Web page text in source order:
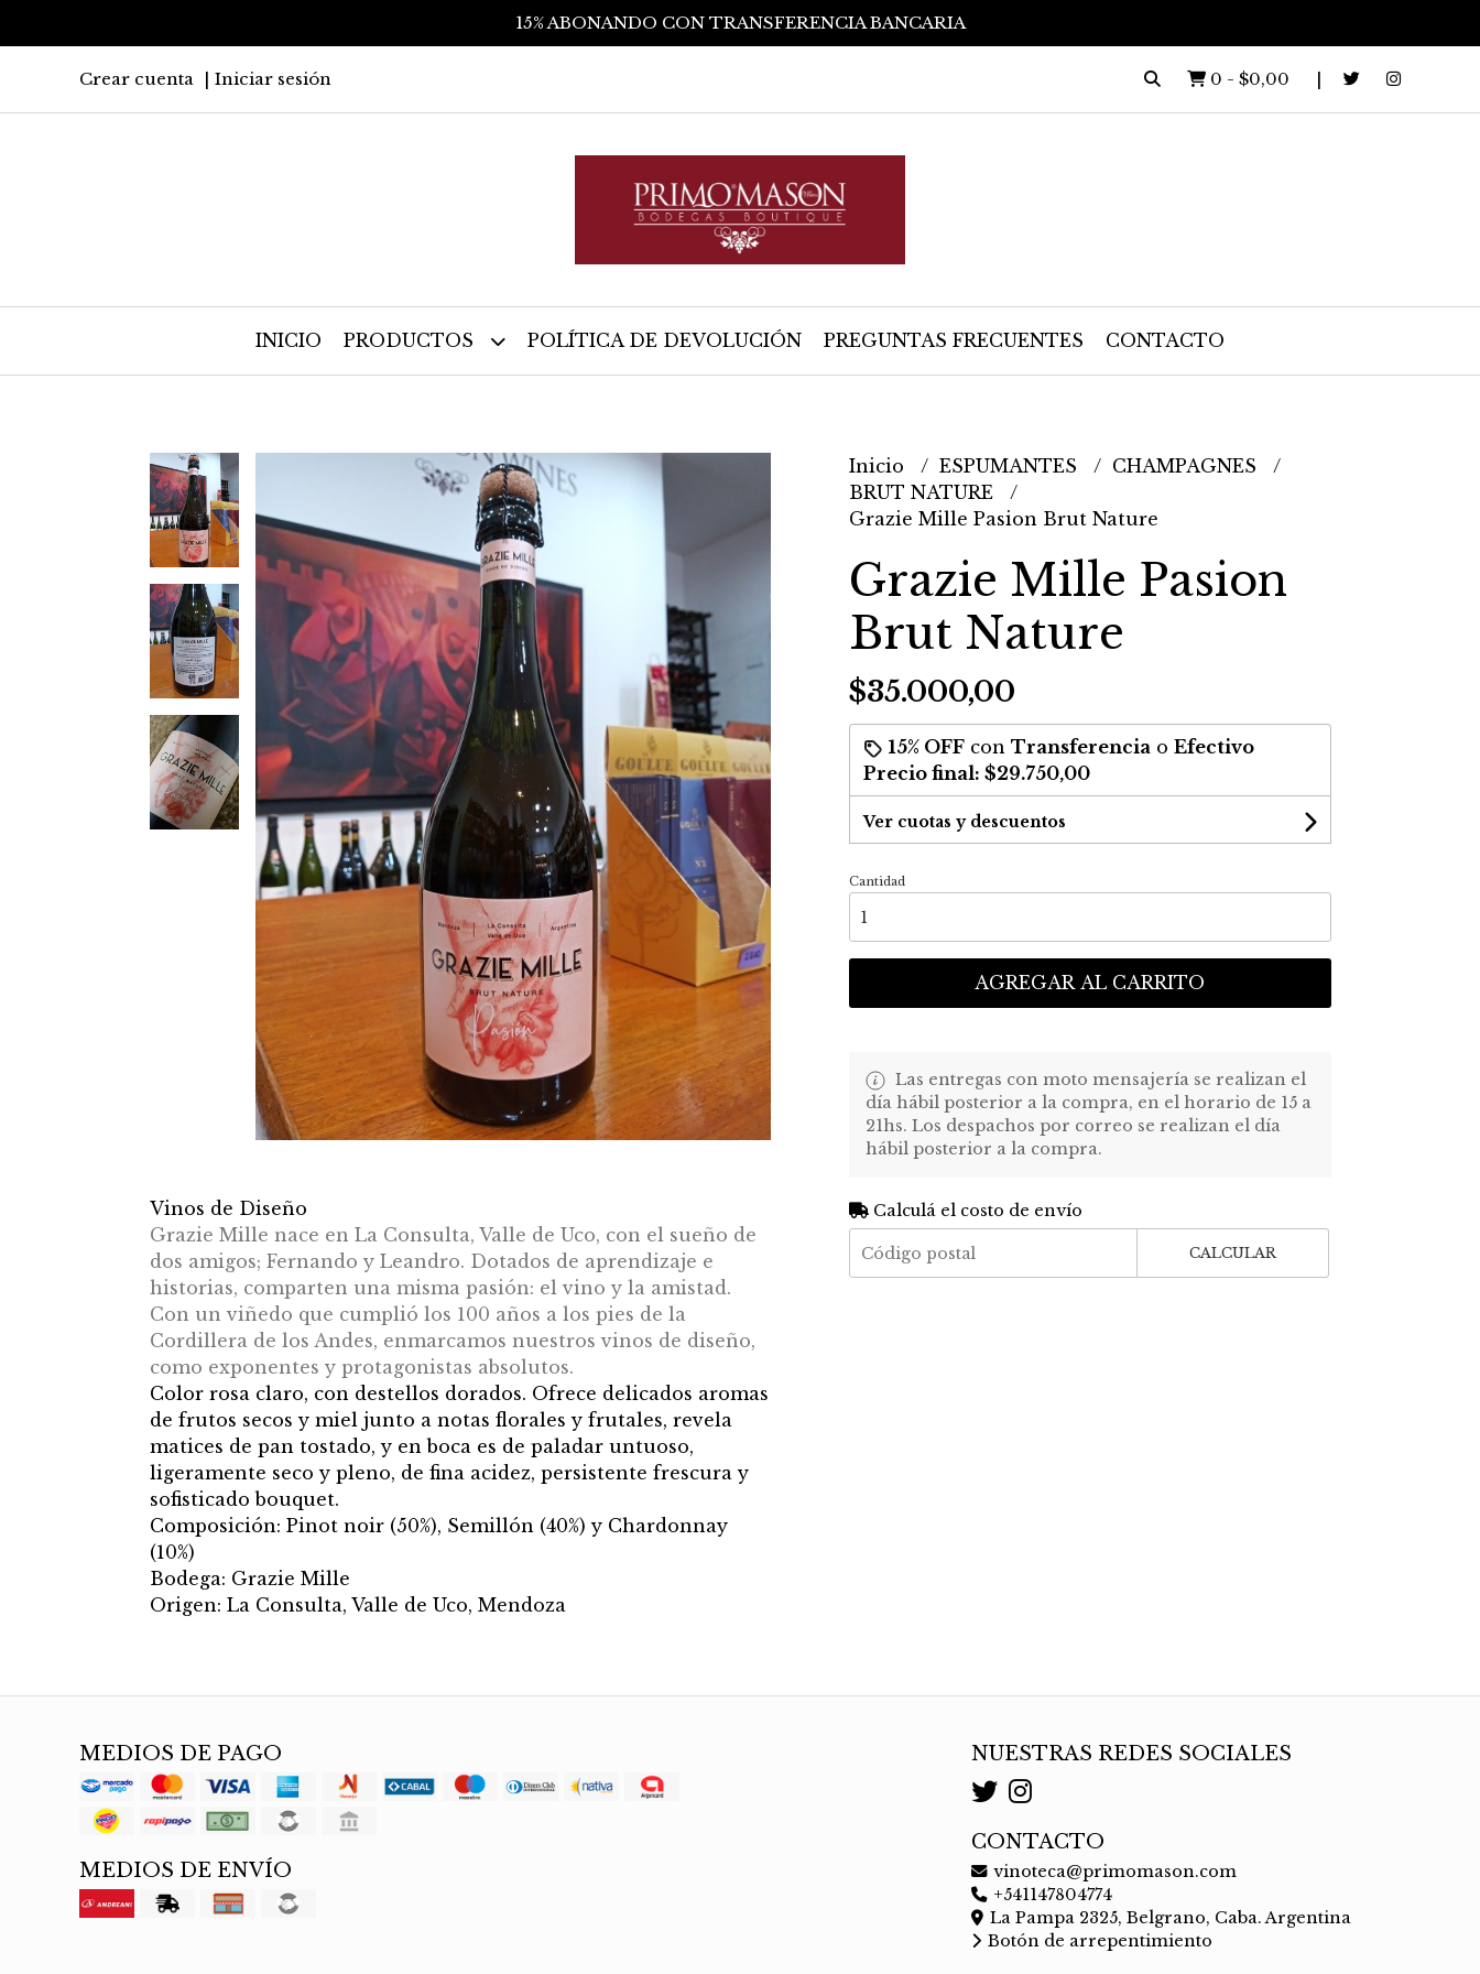
15% ABONANDO CON TRANSFERENCIA BANCARIA
Crear cuenta Iniciar sesión 0 - $0,00
INICIO PRODUCTOS POLÍTICA DE DEVOLUCIÓN PREGUNTAS FRECUENTES CONTACTO
Vinos de Diseño
Grazie Mille nace en La Consulta, Valle de Uco, con el sueño de
dos amigos; Fernando y Leandro. Dotados de aprendizaje e
historias, comparten una misma pasión: el vino y la amistad.
Con un viñedo que cumplió los 100 años a los pies de la
Cordillera de los Andes, enmarcamos nuestros vinos de diseño,
como exponentes y protagonistas absolutos.
Color rosa claro, con destellos dorados. Ofrece delicados aromas
de frutos secos y miel junto a notas florales y frutales, revela
matices de pan tostado, y en boca es de paladar untuoso,
ligeramente seco y pleno, de fina acidez, persistente frescura y
sofisticado bouquet.
Composición: Pinot noir (50%), Semillón (40%) y Chardonnay
(10%)
Bodega: Grazie Mille
Origen: La Consulta, Valle de Uco, Mendoza
Inicio ESPUMANTES
CHAMPAGNES
BRUT NATURE
Grazie Mille Pasion Brut Nature
Grazie Mille Pasion
Brut Nature
$35.000,00
15% OFFcon Transferenciao Efectivo
Precio final: $29.750,00
Ver cuotas y descuentos
Cantidad
AGREGAR AL CARRITO
Las entregas con moto mensajería se realizan el
día hábil posterior a la compra, en el horario de 15 a
21hs. Los despachos por correo se realizan el día
hábil posterior a la compra.
Calculá el costo de envío
CALCULAR
MEDIOS DE PAGO
MEDIOS DE ENVÍO
NUESTRAS REDES SOCIALES
CONTACTO
vinoteca@primomason.com
+541147804774
La Pampa 2325, Belgrano, Caba. Argentina
Botón de arrepentimiento